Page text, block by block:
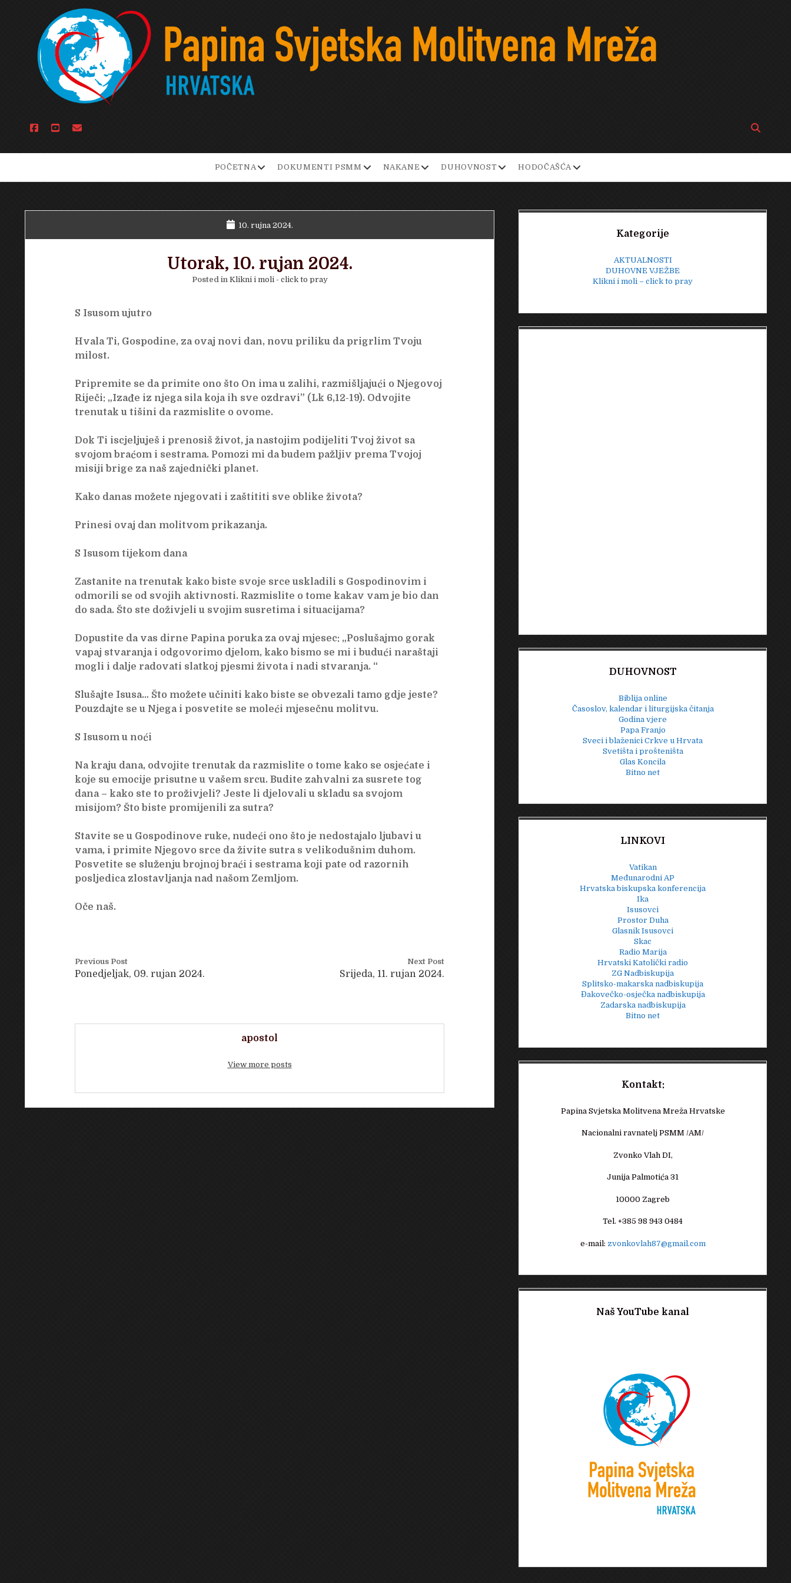
facebook
youtubeemail
Open
bar
POČETNAopen
menu
DOKUMENTI PSMM open
menu
NAKANE open
menu
DUHOVNOST open
menu
HODOČAŠĆA open
menu
10. rujna 2024.
Utorak, 10. rujan 2024.
Posted in Klikni i moli - click to pray
S Isusom ujutro
Hvala Ti, Gospodine, za ovaj novi dan, novu priliku da prigrlim Tvoju
milost.
Pripremite se da primite ono što On ima u zalihi, razmišljajući o Njegovoj
Riječi: „Izađe iz njega sila koja ih sve ozdravi” (Lk 6,12-19). Odvojite
trenutak u tišini da razmislite o ovome.
Dok Ti iscjeljuješ i prenosiš život, ja nastojim podijeliti Tvoj život sa
svojom braćom i sestrama. Pomozi mi da budem pažljiv prema Tvojoj
misiji brige za naš zajednički planet.
Kako danas možete njegovati i zaštititi sve oblike života?
Prinesi ovaj dan molitvom prikazanja.
S Isusom tijekom dana
Zastanite na trenutak kako biste svoje srce uskladili s Gospodinovim i
odmorili se od svojih aktivnosti. Razmislite o tome kakav vam je bio dan
do sada. Što ste doživjeli u svojim susretima i situacijama?
Dopustite da vas dirne Papina poruka za ovaj mjesec: „Poslušajmo gorak
vapaj stvaranja i odgovorimo djelom, kako bismo se mi i budući naraštaji
mogli i dalje radovati slatkoj pjesmi života i nadi stvaranja. “
Slušajte Isusa… Što možete učiniti kako biste se obvezali tamo gdje jeste?
Pouzdajte se u Njega i posvetite se moleći mjesečnu molitvu.
S Isusom u noći
Na kraju dana, odvojite trenutak da razmislite o tome kako se osjećate i
koje su emocije prisutne u vašem srcu. Budite zahvalni za susrete tog
dana – kako ste to proživjeli? Jeste li djelovali u skladu sa svojom
misijom? Što biste promijenili za sutra?
Stavite se u Gospodinove ruke, nudeći ono što je nedostajalo ljubavi u
vama, i primite Njegovo srce da živite sutra s velikodušnim duhom.
Posvetite se služenju brojnoj braći i sestrama koji pate od razornih
posljedica zlostavljanja nad našom Zemljom.
Oče naš.
Previous Post
Ponedjeljak, 09. rujan 2024.
Next Post
Srijeda, 11. rujan 2024.
apostol
View more posts
Sidebar
Kategorije
AKTUALNOSTI
DUHOVNE VJEŽBE
Klikni i moli – click to pray
DUHOVNOST
Biblija online
Časoslov, kalendar i liturgijska čitanja
Godina vjere
Papa Franjo
Sveci i blaženici Crkve u Hrvata
Svetišta i prošteništa
Glas Koncila
Bitno net
LINKOVI
Vatikan
Međunarodni AP
Hrvatska biskupska konferencija
Ika
Isusovci
Prostor Duha
Glasnik Isusovci
Skac
Radio Marija
Hrvatski Katolički radio
ZG Nadbiskupija
Splitsko-makarska nadbiskupija
Đakovečko-osječka nadbiskupija
Zadarska nadbiskupija
Bitno net
Kontakt:
Papina Svjetska Molitvena Mreža Hrvatske
Nacionalni ravnatelj PSMM /AM/
Zvonko Vlah DI,
Junija Palmotića 31
10000 Zagreb
Tel. +385 98 943 0484
e-mail: zvonkovlah87@gmail.com
Naš YouTube kanal